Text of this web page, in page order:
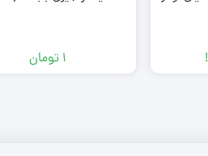
1 تومان